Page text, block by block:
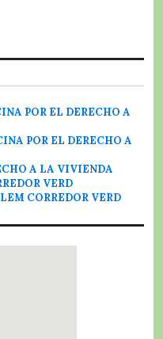
POR EL DERECHO A
POR EL DERECHO A
A LA VIVIENDA
VERD
CORREDOR VERD